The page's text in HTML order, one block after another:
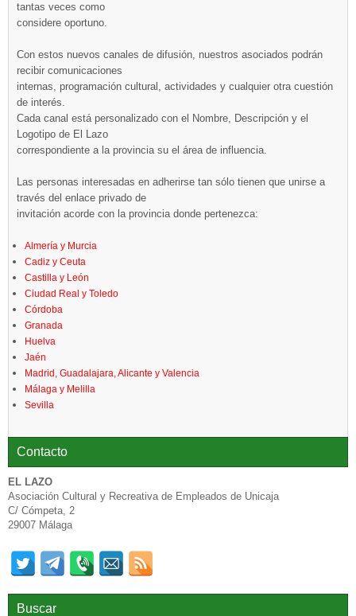
tantas veces como
considere oportuno.
Con estos nuevos canales de difusión, nuestros asociados podrán
recibir comunicaciones
internas, programación cultural, actividades y cualquier otra cuestión
de interés.
Cada canal está personalizado con el Nombre, Descripción y el
Logotipo de El Lazo
correspondiente a la provincia su el área de influencia.
Las personas interesadas en adherirse tan sólo tienen que unirse a
través del enlace privado de
invitación acorde con la provincia donde pertenezca:
Almería y Murcia
Cadiz y Ceuta
Castilla y León
Ciudad Real y Toledo
Córdoba
Granada
Huelva
Jaén
Madrid, Guadalajara, Alicante y Valencia
Málaga y Melilla
Sevilla
Contacto
EL LAZO
Asociación Cultural y Recreativa de Empleados de Unicaja
C/ Cómpeta, 2
29007 Málaga
Buscar